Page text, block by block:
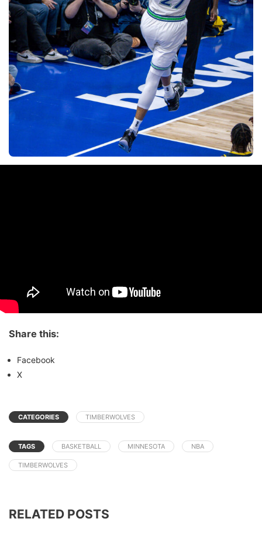
Share this:
Facebook
X
CATEGORIES TIMBERWOLVES
TAGS BASKETBALL MINNESOTA NBA
TIMBERWOLVES
RELATED POSTS